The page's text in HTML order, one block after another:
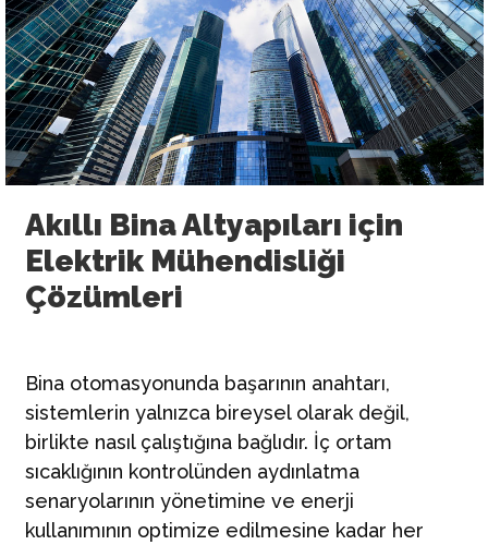
Akıllı Bina Altyapıları için
Elektrik Mühendisliği
Çözümleri
Bina otomasyonunda başarının anahtarı,
sistemlerin yalnızca bireysel olarak değil,
birlikte nasıl çalıştığına bağlıdır. İç ortam
sıcaklığının kontrolünden aydınlatma
senaryolarının yönetimine ve enerji
kullanımının optimize edilmesine kadar her